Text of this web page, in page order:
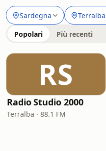
Sardegna Terralba
Popolari Più recenti
RS
Radio Studio 2000
Terralba · 88.1 FM